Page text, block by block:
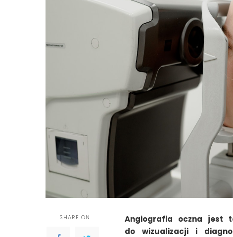
SHARE ON
Angiografia oczna jest
do wizualizacji i